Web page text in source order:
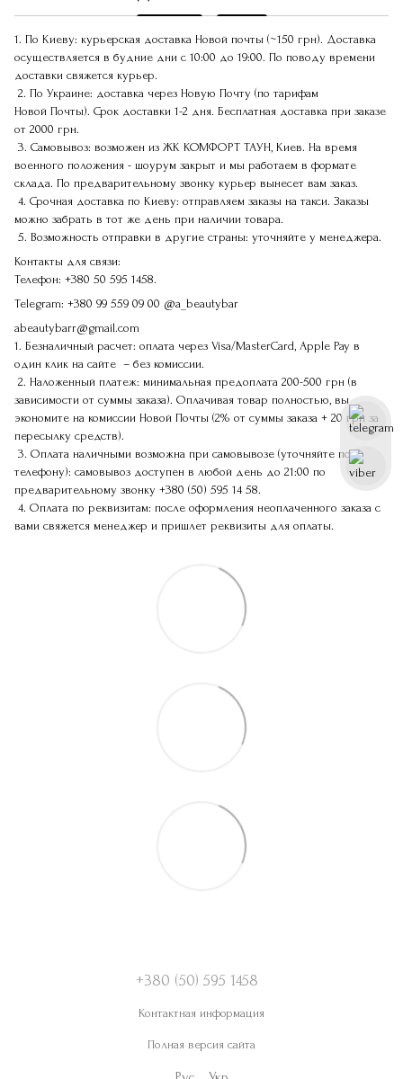
1. По Киеву: курьерская доставка Новой почты (~150 грн). Доставка
осуществляется в будние дни с 10:00 до 19:00. По поводу времени
доставки свяжется курьер.
2. По Украине: доставка через Новую Почту (по тарифам
Новой Почты). Срок доставки 1-2 дня. Бесплатная доставка при заказе
от 2000 грн.
3. Самовывоз: возможен из ЖК КОМФОРТ ТАУН, Киев. На время
военного положения - шоурум закрыт и мы работаем в формате
склада. По предварительному звонку курьер вынесет вам заказ.
4. Срочная доставка по Киеву: отправляем заказы на такси. Заказы
можно забрать в тот же день при наличии товара.
5. Возможность отправки в другие страны: уточняйте у менеджера.
Контакты для связи:
Телефон: +380 50 595 1458.
Telegram: +380 99 559 09 00 @a_beautybar
abeautybarr@gmail.com
1. Безналичный расчет: оплата через Visa/MasterCard, Apple Pay в
один клик на сайте – без комиссии.
2. Наложенный платеж: минимальная предоплата 200-500 грн (в
зависимости от суммы заказа). Оплачивая товар полностью, вы
экономите на комиссии Новой Почты (2% от суммы заказа + 20 грн за
пересылку средств).
3. Оплата наличными возможна при самовывозе (уточняйте по
телефону): самовывоз доступен в любой день до 21:00 по
предварительному звонку +380 (50) 595 14 58.
4. Оплата по реквизитам: после оформления неоплаченного заказа с
вами свяжется менеджер и пришлет реквизиты для оплаты.
+380 (50) 595 1458
Контактная информация
Полная версия сайта